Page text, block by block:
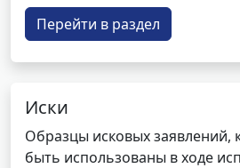
Перейти в раздел
Иски
Образцы исковых заявлений,
быть использованы в ходе